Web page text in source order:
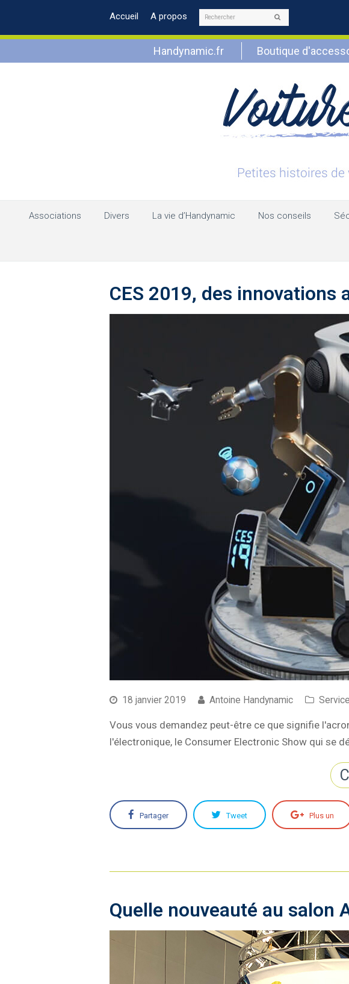
Accueil A propos Rechercher
Handynamic.fr Boutique
Associations Divers La vie d’Handynamic Nos conseils
CES 2019, des innovations
18 janvier 2019 Antoine Handynamic
Vous vous demandez peut-être ce que signifie
l'électronique, le Consumer Electronic Show qui se
Partager Tweet Plus un
Quelle nouveauté au salon